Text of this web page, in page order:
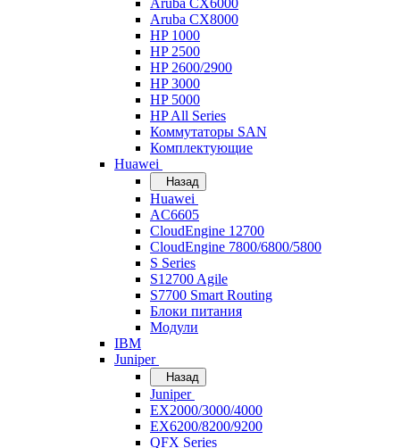
Aruba CX6000
Aruba CX8000
HP 1000
HP 2500
HP 2600/2900
HP 3000
HP 5000
HP All Series
Коммутаторы SAN
Комплектующие
Huawei
Назад
Huawei
AC6605
CloudEngine 12700
CloudEngine 7800/6800/5800
S Series
S12700 Agile
S7700 Smart Routing
Блоки питания
Модули
IBM
Juniper
Назад
Juniper
EX2000/3000/4000
EX6200/8200/9200
QFX Series